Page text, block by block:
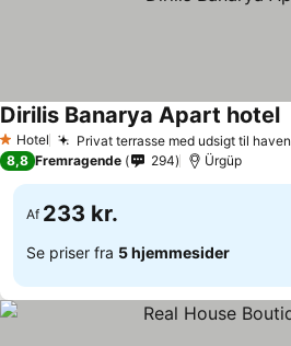
1 Stjerner
Hotel Privat terrasse med udsigt til haven
Dirilis Banarya Apart hotel
8,8 Fremragende 294 Ürgüp
Af 233 kr.
Se priser fra 5 hjemmesider